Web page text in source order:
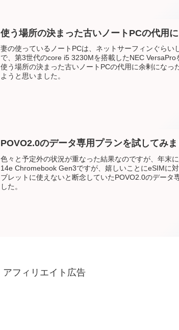
使う場所の決まった古いノートPCの代用に
妻の使っているノートPCは、ネットサーフィンぐらい
で、第3世代のcore i5 3230Mを搭載したNEC VersaPro
使う場所の決まった古いノートPCの代用に余剰になっ
ようと思いました。
POVO2.0のデータ専用プランを試してみ
色々と予定外の状況が重なった結果なのですが、年末
14e Chromebook Gen3ですが、嬉しいことにeSIMに
ブレットに使えないと断念していたPOVO2.0のデータ
した。
アフィリエイト広告